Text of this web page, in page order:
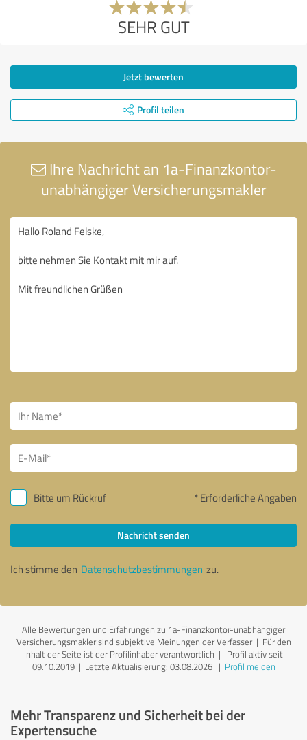
SEHR GUT
Jetzt bewerten
Profil teilen
Ihre Nachricht an 1a-Finanzkontor-
unabhängiger Versicherungsmakler
Bitte um Rückruf * Erforderliche Angaben
Nachricht senden
Ich stimme den Datenschutzbestimmungen zu.
Alle Bewertungen und Erfahrungen zu 1a-Finanzkontor-unabhängiger
Versicherungsmakler sind subjektive Meinungen der Verfasser | Für den
Inhalt der Seite ist der Profilinhaber verantwortlich | Profil aktiv seit
09.10.2019 | Letzte Aktualisierung: 03.08.2026| Profil melden
Mehr Transparenz und Sicherheit bei der
Expertensuche